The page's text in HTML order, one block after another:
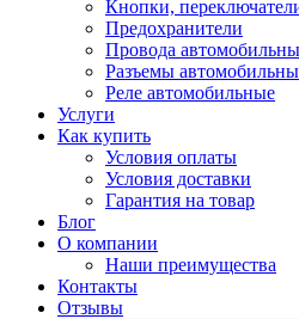
Кнопки,
Предохранители
Провода
Разъемы
Реле автомобильные
Услуги
Как купить
Условия оплаты
Условия доставки
Гарантия на товар
Блог
О компании
Наши преимущества
Контакты
Отзывы